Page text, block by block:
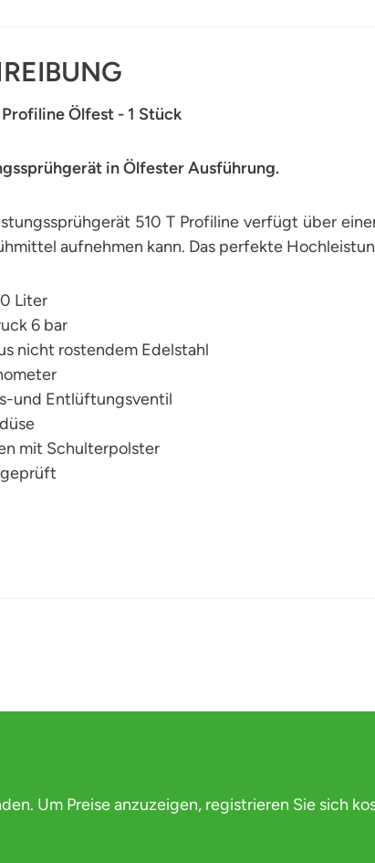
Ölfest - 1 Stück
in Ölfester Ausführung.
510 T Profiline verfügt über
aufnehmen kann. Das perfekte
Liter
6 bar
nicht rostendem Edelstahl
und Entlüftungsventil
mit Schulterpolster
Um Preise anzuzeigen, registrieren Sie sich